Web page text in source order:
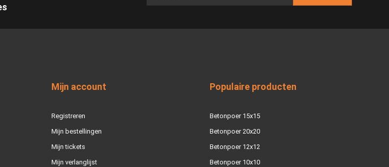
Mijn account
Registreren
Mijn bestellingen
Mijn tickets
Mijn verlanglijst
Populaire producten
Betonpoer 15x15
Betonpoer 20x20
Betonpoer 12x12
Betonpoer 10x10